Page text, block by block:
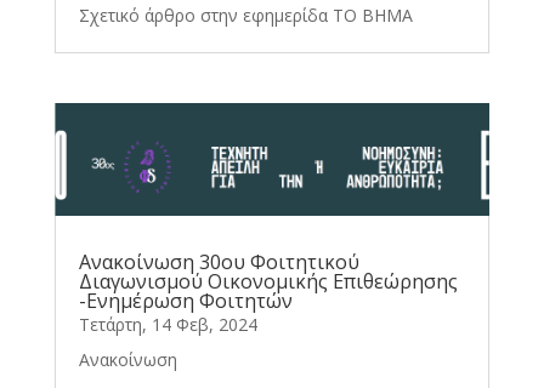
Σχετικό άρθρο στην εφημερίδα ΤΟ ΒΗΜΑ
Ανακοίνωση 30ου Φοιτητικού
Διαγωνισμού Οικονομικής Επιθεώρησης
-Ενημέρωση Φοιτητών
Τετάρτη, 14 Φεβ, 2024
Ανακοίνωση